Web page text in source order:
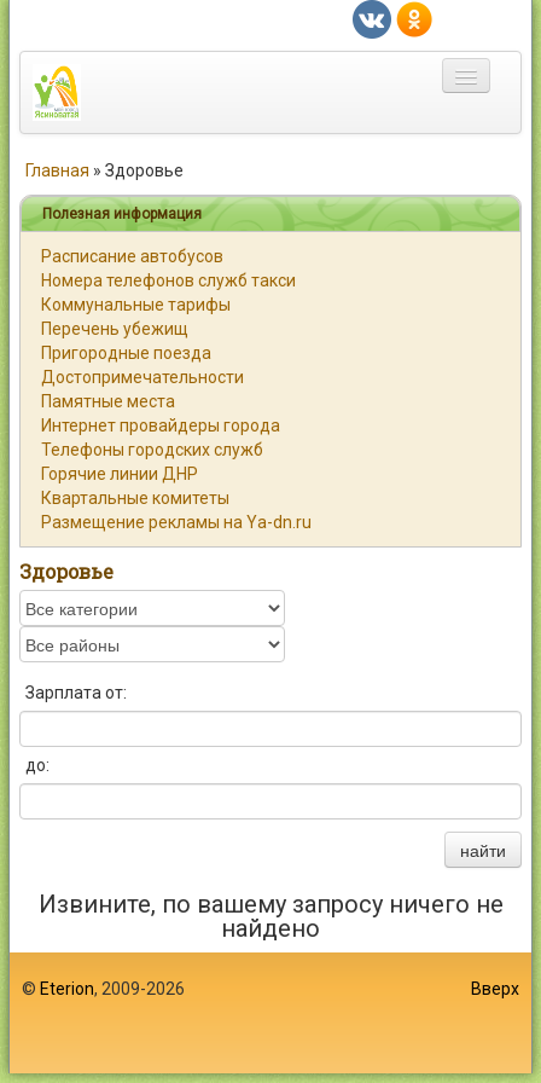
Город
Статьи
Каталог
Справочник
Работа
Объявления
Помощь
Контакты
Главная » Здоровье
Полезная информация
Расписание автобусов
Номера телефонов служб такси
Коммунальные тарифы
Перечень убежищ
Пригородные поезда
Достопримечательности
Памятные места
Интернет провайдеры города
Телефоны городских служб
Горячие линии ДНР
Квартальные комитеты
Размещение рекламы на Ya-dn.ru
Здоровье
Зарплата от:
до:
найти
Извините, по вашему запросу ничего не
найдено
© Eterion, 2009-2026 Вверх